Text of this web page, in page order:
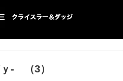
ラー＆ダ
- （3）